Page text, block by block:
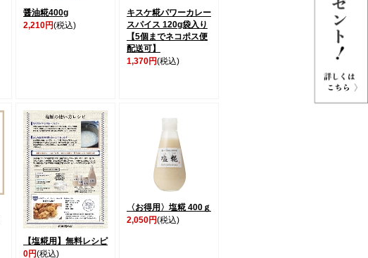
醤油糀400g
2,210円(税込)
キスケ糀パワーカレー
スパイス 120g袋入り
【5個までネコポス便
配送可】
1,370円(税込)
【塩糀用】無料レシピ
0円(税込)
〈お得用〉塩糀 400ｇ
2,050円(税込)